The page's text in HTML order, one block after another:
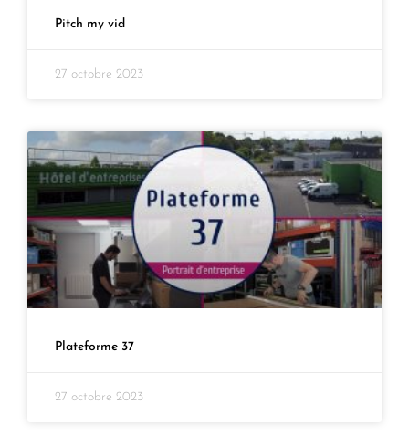
Pitch my vid
27 octobre 2023
Plateforme 37
27 octobre 2023